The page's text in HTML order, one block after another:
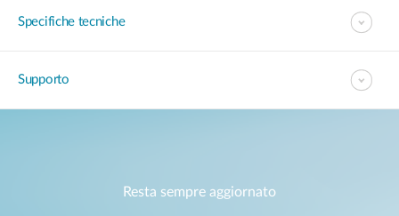
Specifiche tecniche
Supporto
Resta sempre aggiornato